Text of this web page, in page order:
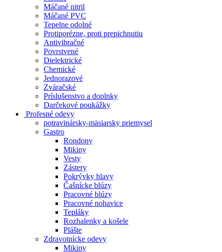
Máčané nitril
Máčané PVC
Tepelne odolné
Protiporézne, proti prepichnutiu
Antivibračné
Povrstvené
Dielektrické
Chemické
Jednorazové
Zváračské
Príslušenstvo a doplnky
Darčekové poukážky
Profesné odevy
potravinársky-mäsiarsky priemysel
Gastro
Rondony
Mikiny
Vesty
Zástery
Pokrývky hlavy
Čašnícke blúzy
Pracovné blúzy
Pracovné nohavice
Tepláky
Rozhalenky a košele
Plášte
Zdravotnícke odevy
Mikiny